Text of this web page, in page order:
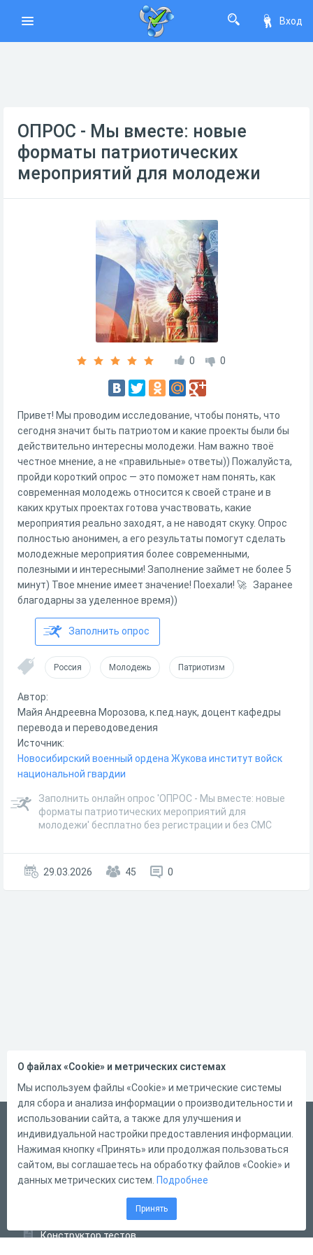
Вход
ОПРОС - Мы вместе: новые
форматы патриотических
мероприятий для молодежи
0 0
Привет! Мы проводим исследование, чтобы понять, что
сегодня значит быть патриотом и какие проекты были бы
действительно интересны молодежи. Нам важно твоё
честное мнение, а не «правильные» ответы)) Пожалуйста,
пройди короткий опрос — это поможет нам понять, как
современная молодежь относится к своей стране и в
каких крутых проектах готова участвовать, какие
мероприятия реально заходят, а не наводят скуку. Опрос
полностью анонимен, а его результаты помогут сделать
молодежные мероприятия более современными,
полезными и интересными! Заполнение займет не более 5
минут) Твое мнение имеет значение! Поехали! 🚀 Заранее
благодарны за уделенное время))
Заполнить опрос
Россия Молодежь Патриотизм
Автор:
Майя Андреевна Морозова, к.пед.наук, доцент кафедры
перевода и переводоведения
Источник:
Новосибирский военный ордена Жукова институт войск
национальной гвардии
Заполнить онлайн опрос 'ОПРОС - Мы вместе: новые
форматы патриотических мероприятий для
молодежи' бесплатно без регистрации и без СМС
29.03.2026 45 0
Русский
Справка
Форма обратной связи
Конструктор тестов
О файлах «Cookie» и метрических системах
Мы используем файлы «Cookie» и метрические системы
для сбора и анализа информации о производительности и
использовании сайта, а также для улучшения и
индивидуальной настройки предоставления информации.
Нажимая кнопку «Принять» или продолжая пользоваться
сайтом, вы соглашаетесь на обработку файлов «Cookie» и
данных метрических систем. Подробнее
Принять